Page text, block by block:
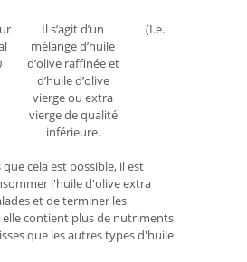
Il s’agit d’un
mélange d’huile
d’olive raffinée et
d’huile d’olive
vierge ou extra
vierge de qualité
inférieure.
(I.e.
cela est possible, il est
l'huile d'olive extra
et de terminer les
elle contient plus de nutriments
que les autres types d'huile